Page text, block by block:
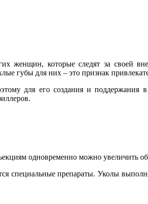
женщин, которые следят за своей
губы для них – это признак
для его создания и поддержания в
одновременно можно увеличить
специальные препараты. Уколы